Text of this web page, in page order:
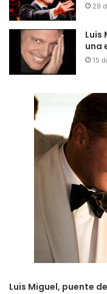
29
Luis
una
15
Luis Miguel, puente